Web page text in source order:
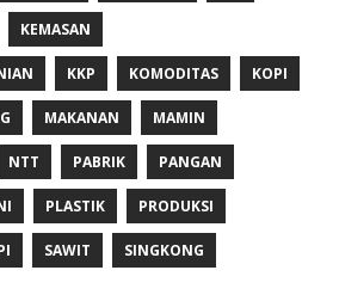
KEMASAN
KKP KOMODITAS KOPI
MAKANAN MAMIN
NTT PABRIK PANGAN
PLASTIK PRODUKSI
SAWIT SINGKONG